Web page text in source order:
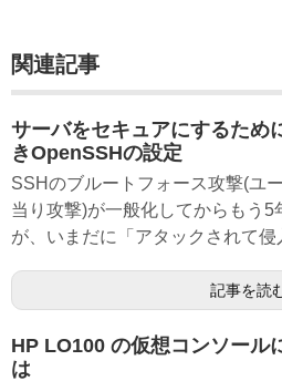
関連記事
サーバをセキュアにするため
きOpenSSHの設定
SSHのブルートフォース攻撃(ユ
当り攻撃)が一般化してからもう5
が、いまだに「アタックされて侵
記事を読
HP LO100 の仮想コンソール
は